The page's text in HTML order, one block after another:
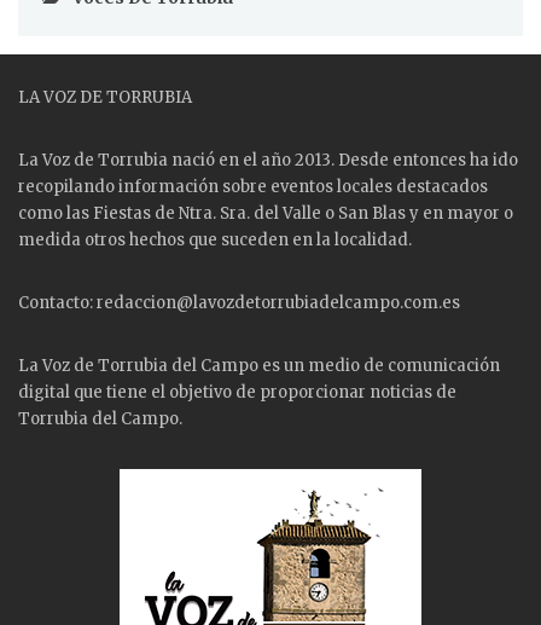
LA VOZ DE TORRUBIA
La Voz de Torrubia nació en el año 2013. Desde entonces ha ido
recopilando información sobre eventos locales destacados
como las Fiestas de Ntra. Sra. del Valle o San Blas y en mayor o
medida otros hechos que suceden en la localidad.
Contacto: redaccion@lavozdetorrubiadelcampo.com.es
La Voz de Torrubia del Campo es un medio de comunicación
digital que tiene el objetivo de proporcionar noticias de
Torrubia del Campo.